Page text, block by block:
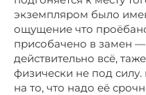
экземпляром было
ощущение что
присобачено в замен
действительно всё,
физически не под
на то, что надо её